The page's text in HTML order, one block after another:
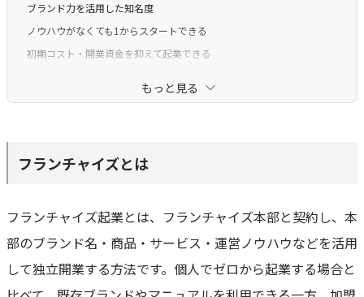
ブランド力を活用した知名度
ノウハウがなくても1からスタートできる
初期コスト・開業資金を抑えて起業できる
ロイヤリティ(Royalty)費用が高い
中途解約ができず違約金が発生する場合もある
フランチャイズ起業時の注意点・選び方
ネームバリューだけで決めず比較検討を行う
説明会では良い部分だけを鵜呑みにしない
もっと見る
フランチャイズとは
フランチャイズ起業とは、フランチャイズ本部と契約し、本
部のブランド名・商品・サービス・運営ノウハウなどを活用
して独立開業する方法です。個人でゼロから起業する場合と